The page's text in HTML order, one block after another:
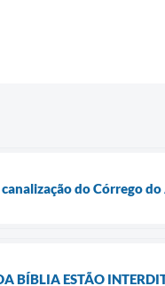
do Córrego
BÍBLIA ESTÃO